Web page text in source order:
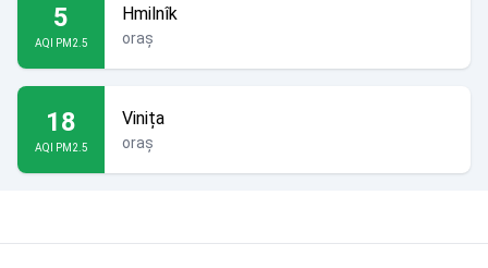
5
AQI PM2.5
Hmilnîk
oraș
18
AQI PM2.5
Vinița
oraș